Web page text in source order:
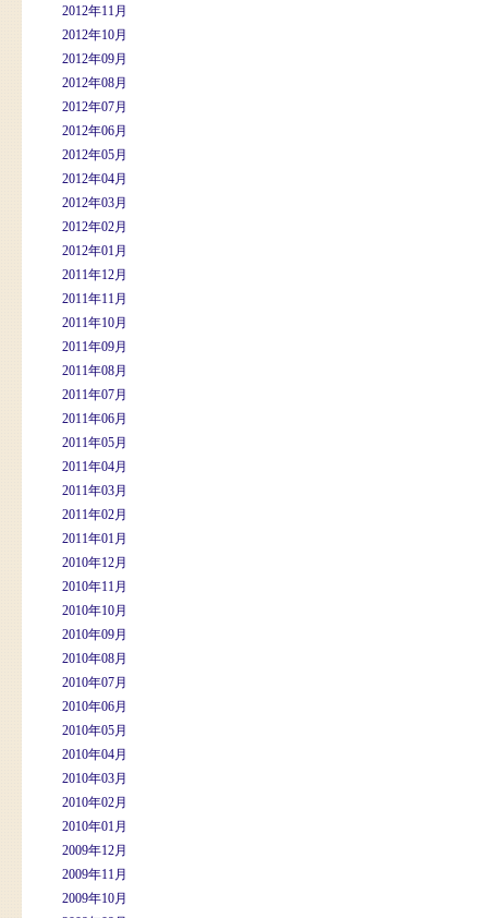
2012年11月
2012年10月
2012年09月
2012年08月
2012年07月
2012年06月
2012年05月
2012年04月
2012年03月
2012年02月
2012年01月
2011年12月
2011年11月
2011年10月
2011年09月
2011年08月
2011年07月
2011年06月
2011年05月
2011年04月
2011年03月
2011年02月
2011年01月
2010年12月
2010年11月
2010年10月
2010年09月
2010年08月
2010年07月
2010年06月
2010年05月
2010年04月
2010年03月
2010年02月
2010年01月
2009年12月
2009年11月
2009年10月